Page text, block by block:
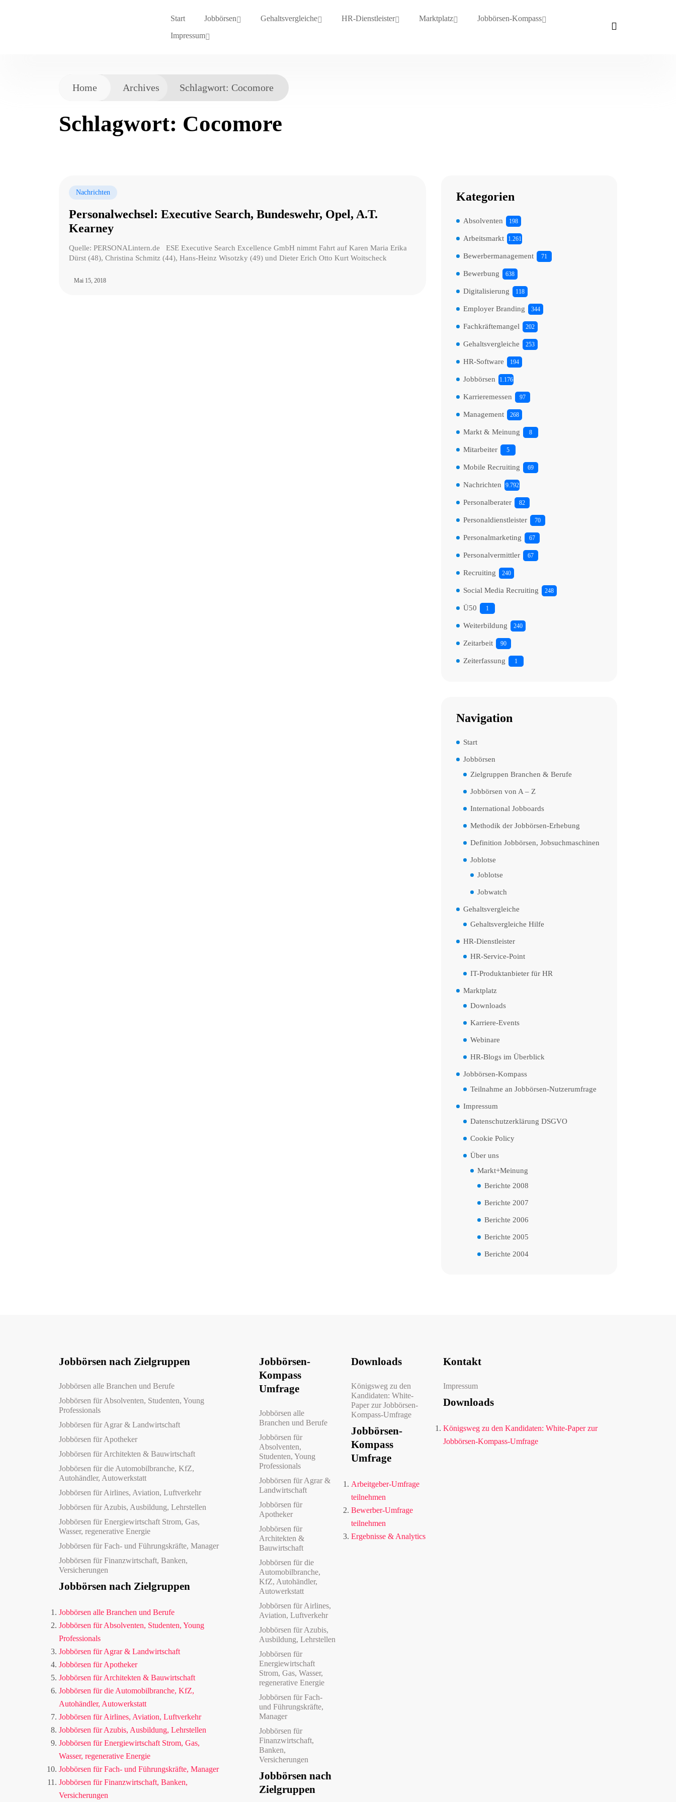
Start Jobbörsen Gehaltsvergleiche HR-Dienstleister Marktplatz
Jobbörsen-Kompass
Impressum
Home Archives Schlagwort: Cocomore
Schlagwort: Cocomore
Nachrichten
Personalwechsel: Executive Search, Bundeswehr, Opel, A.T.
Kearney
Quelle: PERSONALintern.de ESE Executive Search Excellence GmbH nimmt Fahrt auf Karen Maria Erika
Dürst (48), Christina Schmitz (44), Hans-Heinz Wisotzky (49) und Dieter Erich Otto Kurt Woitscheck
Mai 15, 2018
Kategorien
Absolventen 198
Arbeitsmarkt 1.261
Bewerbermanagement 71
Bewerbung 638
Digitalisierung 118
Employer Branding 344
Fachkräftemangel 202
Gehaltsvergleiche 253
HR-Software 194
Jobbörsen 1.176
Karrieremessen 97
Management 268
Markt & Meinung 8
Mitarbeiter 5
Mobile Recruiting 69
Nachrichten 9.792
Personalberater 82
Personaldienstleister 70
Personalmarketing 67
Personalvermittler 67
Recruiting 240
Social Media Recruiting 248
Ü50 1
Weiterbildung 240
Zeitarbeit 90
Zeiterfassung 1
Navigation
Start
Jobbörsen
Zielgruppen Branchen & Berufe
Jobbörsen von A – Z
International Jobboards
Methodik der Jobbörsen-Erhebung
Definition Jobbörsen, Jobsuchmaschinen
Joblotse
Joblotse
Jobwatch
Gehaltsvergleiche
Gehaltsvergleiche Hilfe
HR-Dienstleister
HR-Service-Point
IT-Produktanbieter für HR
Marktplatz
Downloads
Karriere-Events
Webinare
HR-Blogs im Überblick
Jobbörsen-Kompass
Teilnahme an Jobbörsen-Nutzerumfrage
Impressum
Datenschutzerklärung DSGVO
Cookie Policy
Über uns
Markt+Meinung
Berichte 2008
Berichte 2007
Berichte 2006
Berichte 2005
Berichte 2004
Jobbörsen nach Zielgruppen
Jobbörsen alle Branchen und Berufe
Jobbörsen für Absolventen, Studenten, Young
Professionals
Jobbörsen für Agrar & Landwirtschaft
Jobbörsen für Apotheker
Jobbörsen für Architekten & Bauwirtschaft
Jobbörsen für die Automobilbranche, KfZ,
Autohändler, Autowerkstatt
Jobbörsen für Airlines, Aviation, Luftverkehr
Jobbörsen für Azubis, Ausbildung, Lehrstellen
Jobbörsen für Energiewirtschaft Strom, Gas,
Wasser, regenerative Energie
Jobbörsen für Fach- und Führungskräfte, Manager
Jobbörsen für Finanzwirtschaft, Banken,
Versicherungen
Jobbörsen nach Zielgruppen
Jobbörsen alle Branchen und Berufe
Jobbörsen für Absolventen, Studenten, Young
Professionals
Jobbörsen für Agrar & Landwirtschaft
Jobbörsen für Apotheker
Jobbörsen für Architekten & Bauwirtschaft
Jobbörsen für die Automobilbranche, KfZ,
Autohändler, Autowerkstatt
Jobbörsen für Airlines, Aviation, Luftverkehr
Jobbörsen für Azubis, Ausbildung, Lehrstellen
Jobbörsen für Energiewirtschaft Strom, Gas,
Wasser, regenerative Energie
Jobbörsen für Fach- und Führungskräfte, Manager
Jobbörsen für Finanzwirtschaft, Banken,
Versicherungen
Jobbörsen-
Kompass
Umfrage
Jobbörsen alle
Branchen und Berufe
Jobbörsen für
Absolventen,
Studenten, Young
Professionals
Jobbörsen für Agrar &
Landwirtschaft
Jobbörsen für
Apotheker
Jobbörsen für
Architekten &
Bauwirtschaft
Jobbörsen für die
Automobilbranche,
KfZ, Autohändler,
Autowerkstatt
Jobbörsen für Airlines,
Aviation, Luftverkehr
Jobbörsen für Azubis,
Ausbildung, Lehrstellen
Jobbörsen für
Energiewirtschaft
Strom, Gas, Wasser,
regenerative Energie
Jobbörsen für Fach-
und Führungskräfte,
Manager
Jobbörsen für
Finanzwirtschaft,
Banken,
Versicherungen
Jobbörsen nach
Zielgruppen
Downloads
Königsweg zu den
Kandidaten: White-
Paper zur Jobbörsen-
Kompass-Umfrage
Jobbörsen-
Kompass
Umfrage
Arbeitgeber-Umfrage
teilnehmen
Bewerber-Umfrage
teilnehmen
Ergebnisse & Analytics
Kontakt
Impressum
Downloads
Königsweg zu den Kandidaten: White-Paper zur
Jobbörsen-Kompass-Umfrage